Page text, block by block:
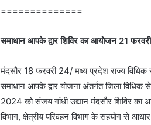
==============
समाधान आपके द्वार शिविर का आयोजन 21
मंदसौर 18 फरवरी 24/ मध्य प्रदेश राज्य
समाधान आपके द्वार योजना अंतर्गत जिला विधिक
2024 को संजय गांधी उद्यान मंदसौर शिविर का
विभाग, क्षेत्रीय परिवहन विभाग के सहयोग से